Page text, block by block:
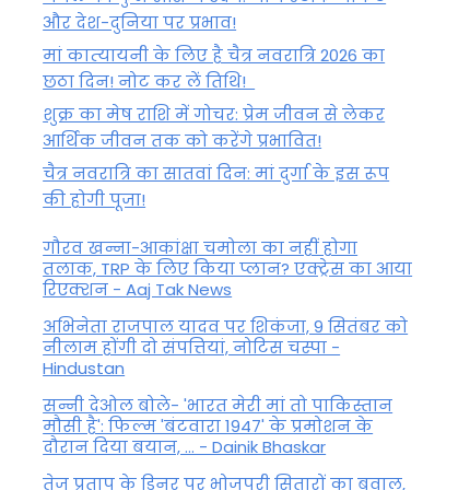
और देश-दुनिया पर प्रभाव!
मां कात्‍यायनी के लिए है चैत्र नवरात्रि 2026 का
छठा दिन! नोट कर लें तिथि!
शुक्र का मेष राशि में गोचर: प्रेम जीवन से लेकर
आर्थिक जीवन तक को करेंगे प्रभावित!
चैत्र नवरात्रि का सातवां दिन: मां दुर्गा के इस रूप
की होगी पूजा!
गौरव खन्ना-आकांक्षा चमोला का नहीं होगा
तलाक, TRP के लिए किया प्लान? एक्ट्रेस का आया
रिएक्शन - Aaj Tak News
अभिनेता राजपाल यादव पर शिकंजा, 9 सितंबर को
नीलाम होंगी दो संपत्तियां, नोटिस चस्पा -
Hindustan
सन्नी देओल बोले- 'भारत मेरी मां तो पाकिस्तान
मौसी है': फिल्म 'बंटवारा 1947' के प्रमोशन के
दौरान दिया बयान, ... - Dainik Bhaskar
तेज प्रताप के डिनर पर भोजपुरी सितारों का बवाल,